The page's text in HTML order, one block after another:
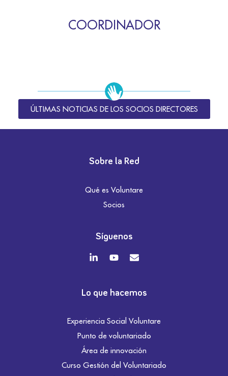
COORDINADOR
ÚLTIMAS NOTICIAS DE LOS SOCIOS DIRECTORES
Sobre la Red
Qué es Voluntare
Socios
Síguenos
Lo que hacemos
Experiencia Social Voluntare
Punto de voluntariado
Área de innovación
Curso Gestión del Voluntariado